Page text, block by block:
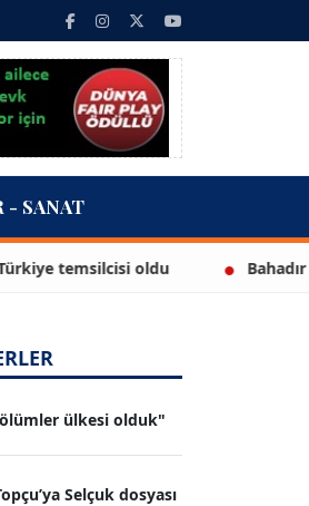
- SANAT
oldu Bahadır Kul:
ülkesi olduk"
Selçuk dosyası